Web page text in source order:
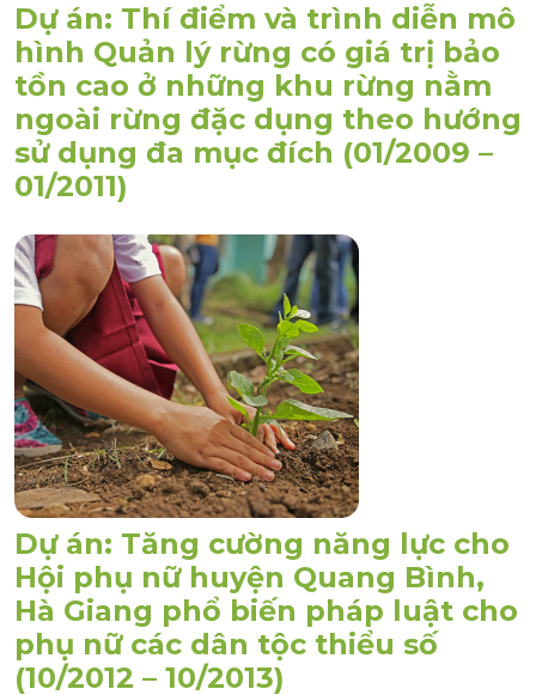
Dự án: Thí điểm và trình diễn mô
hình Quản lý rừng có giá trị bảo
tồn cao ở những khu rừng nằm
ngoài rừng đặc dụng theo hướng
sử dụng đa mục đích (01/2009 –
01/2011)
Dự án: Tăng cường năng lực cho
Hội phụ nữ huyện Quang Bình,
Hà Giang phổ biến pháp luật cho
phụ nữ các dân tộc thiểu số
(10/2012 – 10/2013)